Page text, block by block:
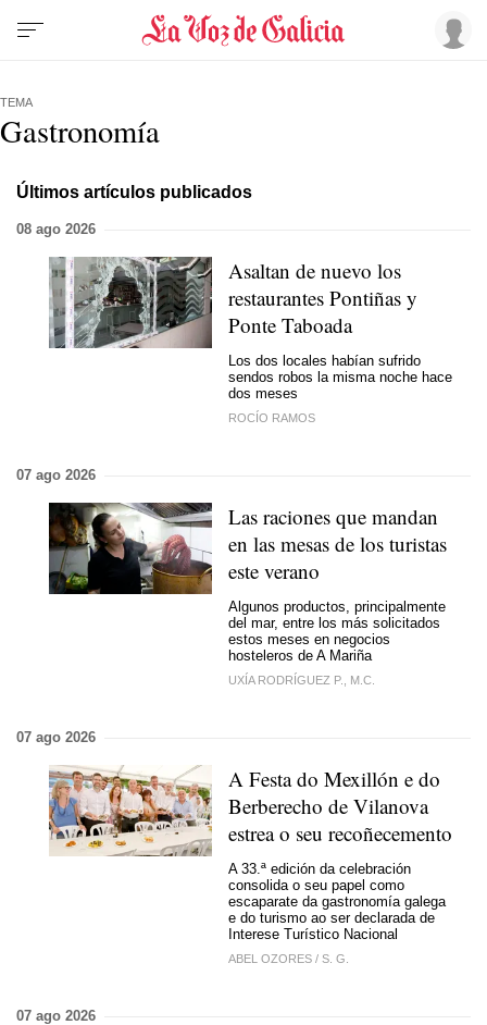
TEMA
Gastronomía
Últimos artículos publicados
08 ago 2026
Asaltan de nuevo los
restaurantes Pontiñas y
Ponte Taboada
Los dos locales habían sufrido
sendos robos la misma noche hace
dos meses
ROCÍO RAMOS
07 ago 2026
Las raciones que mandan
en las mesas de los turistas
este verano
Algunos productos, principalmente
del mar, entre los más solicitados
estos meses en negocios
hosteleros de A Mariña
UXÍA RODRÍGUEZ P., M.C.
07 ago 2026
A Festa do Mexillón e do
Berberecho de Vilanova
estrea o seu recoñecemento
A 33.ª edición da celebración
consolida o seu papel como
escaparate da gastronomía galega
e do turismo ao ser declarada de
Interese Turístico Nacional
ABEL OZORES / S. G.
07 ago 2026